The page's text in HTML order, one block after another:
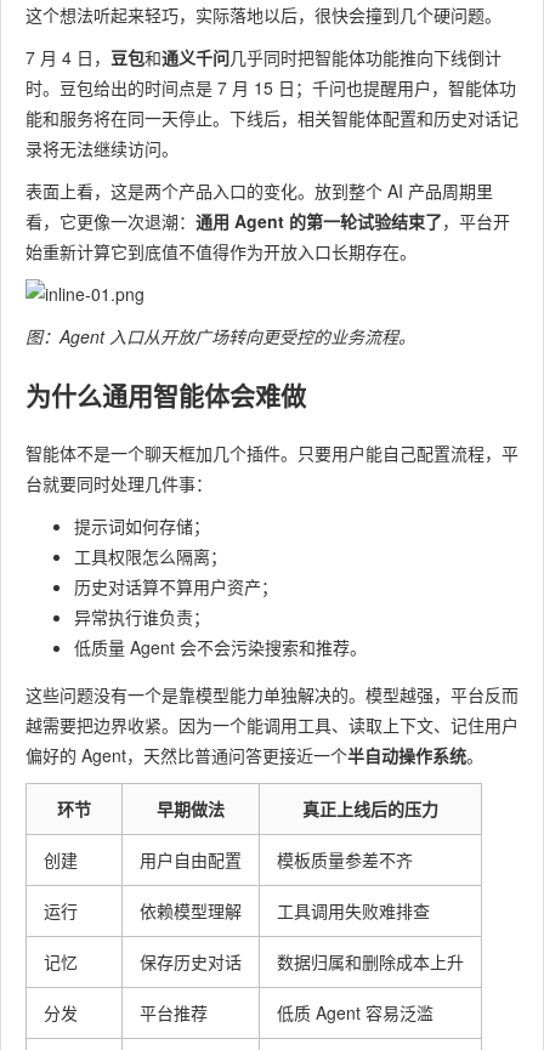
这个想法听起来轻巧，实际落地以后，很快会撞到几个硬问题。
7 月 4 日， 豆包和通义千问几乎同时把智能体功能推向下线倒计
时。豆包给出的时间点是 7 月 15 日；千问也提醒用户，智能体功
能和服务将在同一天停止。下线后，相关智能体配置和历史对话记
录将无法继续访问。
表面上看，这是两个产品入口的变化。放到整个 AI 产品周期里
看，它更像一次退潮：​ 通用 Agent 的第一轮试验结束了​，平台开
始重新计算它到底值不值得作为开放入口长期存在。
图：Agent 入口从开放广场转向更受控的业务流程。
为什么通用智能体会难做
智能体不是一个聊天框加几个插件。只要用户能自己配置流程，平
台就要同时处理几件事：
提示词如何存储；
工具权限怎么隔离；
历史对话算不算用户资产；
异常执行谁负责；
低质量 Agent 会不会污染搜索和推荐。
这些问题没有一个是靠模型能力单独解决的。模型越强，平台反而
越需要把边界收紧。因为一个能调用工具、读取上下文、记住用户
偏好的 Agent，天然比普通问答更接近一个​半自动操作系统​。
环节 早期做法 真正上线后的压力
创建 用户自由配置 模板质量参差不齐
运行 依赖模型理解 工具调用失败难排查
记忆 保存历史对话 数据归属和删除成本上升
分发 平台推荐 低质 Agent 容易泛滥